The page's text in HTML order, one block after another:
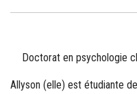
Doctorat en psychologie
Allyson (elle) est étudiante de